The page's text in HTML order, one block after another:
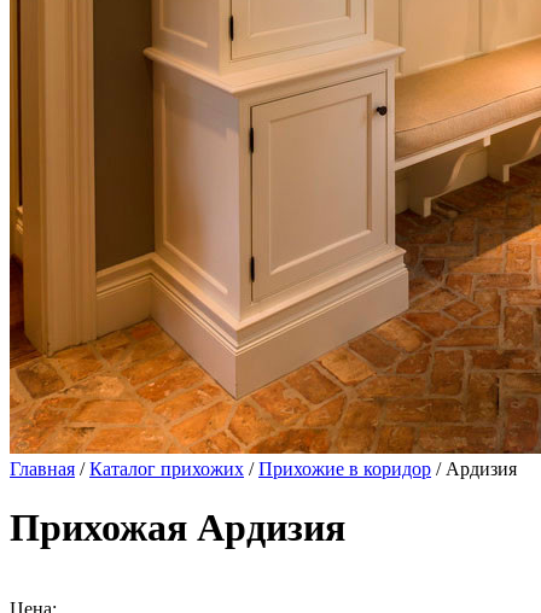
Главная /Каталог прихожих /Прихожие в коридор / Ардизия
Прихожая Ардизия
Цена: